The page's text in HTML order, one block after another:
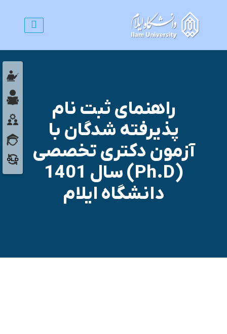
راهنمای ثبت نام
پذیرفته شدگان با
آزمون دکتری تخصصی
(Ph.D) سال 1401
دانشگاه ایلام